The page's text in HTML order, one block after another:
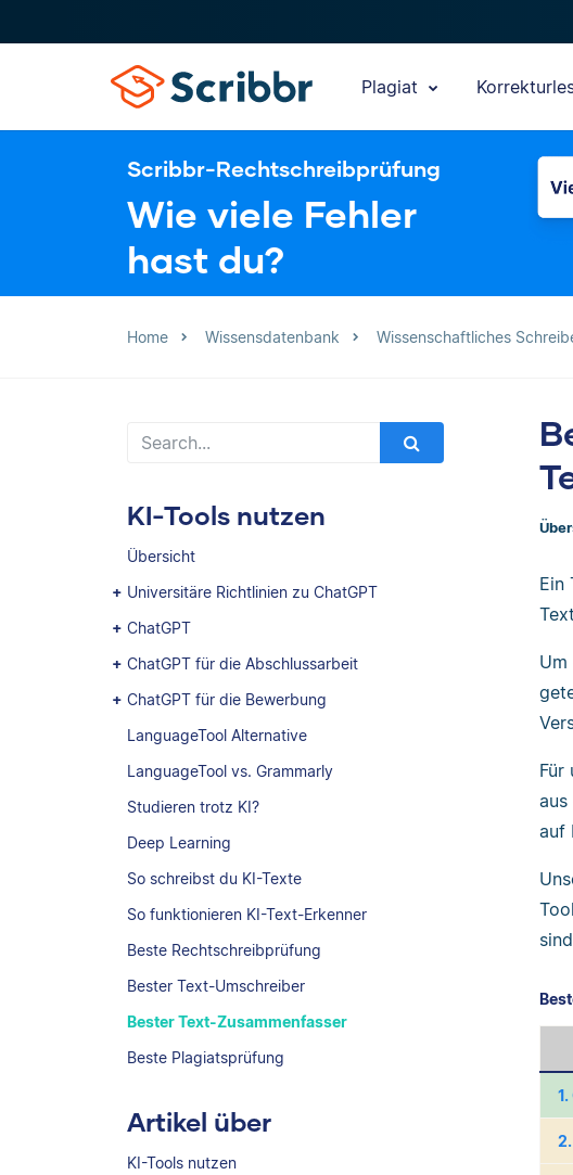
Plagiat
Scribbr-Rechtschreibprüfung
Wie viele Fehler
hast du?
Home Wissensdatenbank Wissenschaftliches
KI-Tools nutzen
Übersicht
Universitäre Richtlinien zu ChatGPT
ChatGPT
ChatGPT für die Abschlussarbeit
ChatGPT für die Bewerbung
LanguageTool Alternative
LanguageTool vs. Grammarly
Studieren trotz KI?
Deep Learning
So schreibst du KI-Texte
So funktionieren KI-Text-Erkenner
Beste Rechtschreibprüfung
Bester Text-Umschreiber
Bester Text-Zusammenfasser
Beste Plagiatsprüfung
Artikel über
KI-Tools nutzen
Ein
Um
Für
aus
auf